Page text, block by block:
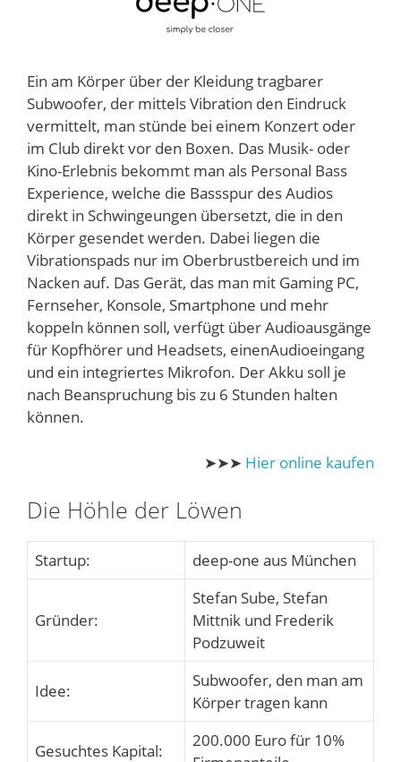
Ein am Körper über der Kleidung tragbarer
Subwoofer, der mittels Vibration den Eindruck
vermittelt, man stünde bei einem Konzert oder
im Club direkt vor den Boxen. Das Musik- oder
Kino-Erlebnis bekommt man als Personal Bass
Experience, welche die Bassspur des Audios
direkt in Schwingeungen übersetzt, die in den
Körper gesendet werden. Dabei liegen die
Vibrationspads nur im Oberbrustbereich und im
Nacken auf. Das Gerät, das man mit Gaming PC,
Fernseher, Konsole, Smartphone und mehr
koppeln können soll, verfügt über Audioausgänge
für Kopfhörer und Headsets, einenAudioeingang
und ein integriertes Mikrofon. Der Akku soll je
nach Beanspruchung bis zu 6 Stunden halten
können.
➤➤➤ Hier online kaufen
Die Höhle der Löwen
Startup: deep-one aus München
Gründer:
Stefan Sube, Stefan
Mittnik und Frederik
Podzuweit
Idee:
Subwoofer, den man am
Körper tragen kann
Gesuchtes Kapital:
200.000 Euro für 10%